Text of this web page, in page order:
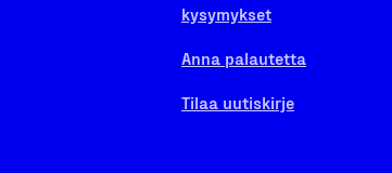
kysymykset
Anna palautetta
Tilaa uutiskirje